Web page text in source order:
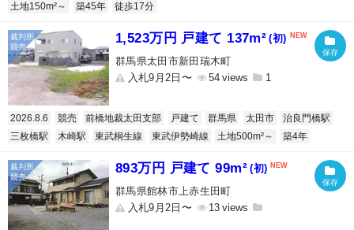
土地150m²～
築45年 徒歩17分
1,523万円 戸建て 137m² (初)
群馬県太田市新田瑞木町
入札9月2日〜
54 1
2026.8.6 競売 前橋地裁太田支部 戸建て 群馬県 太田市
治良門橋駅
三枚橋駅
木崎駅 東武桐生線 東武伊勢崎線 土地500m²～ 築4年
893万円 戸建て 99m² (初)
群馬県館林市上赤生田町
入札9月2日〜
13